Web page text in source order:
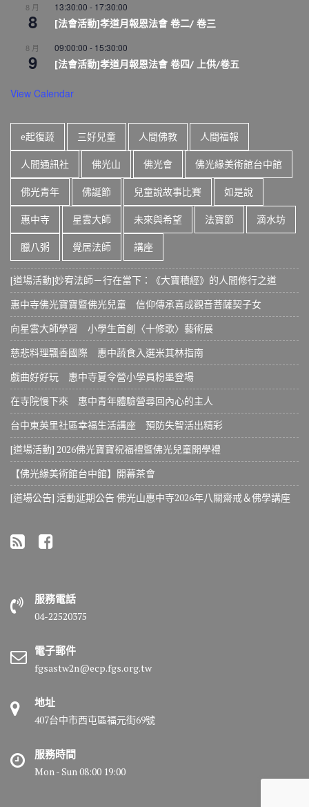
8 月
8
13:30:00 - 17:30:00
[法會活動]孝道月報恩法會 卷二/ 卷三
8 月
9
09:00:00 - 15:30:00
[法會活動]孝道月報恩法會 卷四/ 上供/卷五
View Calendar
e起復蔬 三好兒童 人間佛教 人間福報
人間通訊社 佛光山 佛光會 佛光緣美術館台中館
佛光青年 佛誕節 兒童說故事比賽 如是說
惠中寺 星雲大師 未來與希望 法寶節 滴水坊
臘八粥 覺居法師 講座
[道場活動]妙宥法師－行在當下：《大寶積經》的人間修行之道
惠中寺佛光寶寶暨佛光兒童 信仰傳承喜成觀音菩薩契子女
向星雲大師學習 小學生首創〈十修歌〉藝術展
慈悲料理飄香國際 惠中蔬食入選米其林指南
戲曲好好玩 惠中寺夏令營小學員粉墨登場
在寺院慢下來 惠中青年體驗營尋回內心的主人
台中東英里社區幸福生活講座 預防失智活出精彩
[道場活動] 2026佛光寶寶祝福禮暨佛光兒童開學禮
【佛光緣美術館台中館】開幕茶會
[道場公告] 活動延期公告 佛光山惠中寺2026年八關齋戒＆佛學講座
服務電話
04-22520375
電子郵件
fgsastw2n@ecp.fgs.org.tw
地址
407台中市西屯區福元街69號
服務時間
Mon - Sun 08:00 19:00